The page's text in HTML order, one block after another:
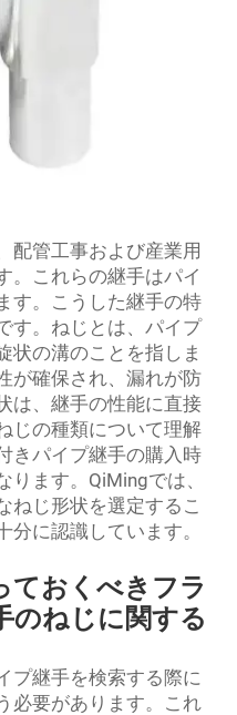
配管工事および産業用
。これらの継手はパイ
す。こうした継手の特
す。ねじとは、パイプ
状の溝のことを指しま
が確保され、漏れが防
は、継手の性能に直接
じの種類について理解
きパイプ継手の購入時
ます。QiMingでは、
ねじ形状を選定するこ
分に認識しています。
ておくべきフラ
のねじに関する
プ継手を検索する際に
必要があります。これ